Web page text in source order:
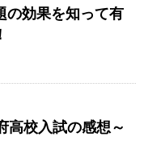
の効果を知って有
高校入試の感想～